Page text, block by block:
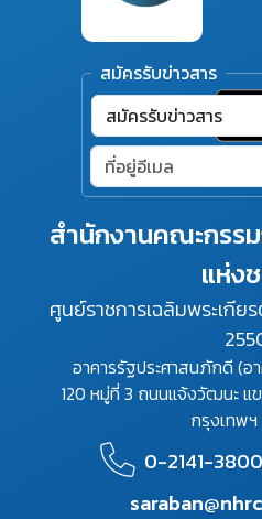
สำนักงานคณะกรร
แห่ง
ศูนย์ราชการเฉลิมพระเกีย
อาคารรัฐประศาสนภักดี (อ
120 หมู่ที่ 3 ถนนแจ้งวัฒนะ
กรุงเทพฯ
0-2141-
สมัครรับข่าวสาร